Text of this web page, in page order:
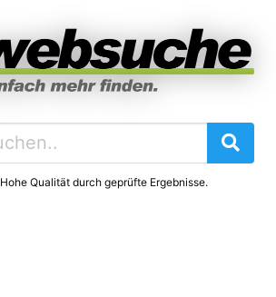
Hohe Qualität durch geprüfte Ergebnisse.